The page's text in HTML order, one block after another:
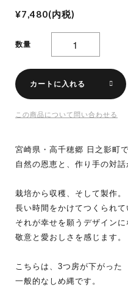
¥7,480(内税)
数量
カートに入れる
この商品について問い合わせる
宮崎県・高千穂郷 日之影町
自然の恩恵と、作り手の対話
栽培から収穫、そして製作。
長い時間をかけてつくられて
それが幸せを願うデザイン
敬意と愛おしさを感じます。
こちらは、3つ房が下がった
一般的なしめ縄です。